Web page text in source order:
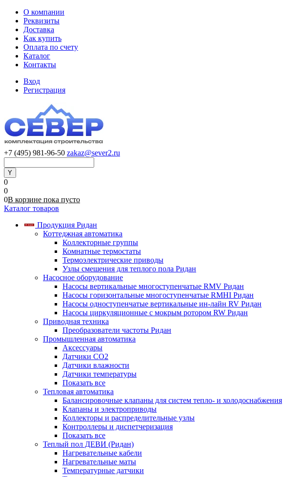
О компании
Реквизиты
Доставка
Как купить
Оплата по счету
Каталог
Контакты
Вход
Регистрация
+7 (495) 981-96-50 zakaz@sever2.ru
0
0
0В корзине пока пусто
Каталог товаров
Продукция Ридан
Коттеджная автоматика
Коллекторные группы
Комнатные термостаты
Термоэлектрические приводы
Узлы смешения для теплого пола Ридан
Насосное оборудование
Насосы вертикальные многоступенчатые RMV Ридан
Насосы горизонтальные многоступенчатые RMHI Ридан
Насосы одноступенчатые вертикальные ин-лайн RV Ридан
Насосы циркуляционные с мокрым ротором RW Ридан
Приводная техника
Преобразователи частоты Ридан
Промышленная автоматика
Аксессуары
Датчики CO2
Датчики влажности
Датчики температуры
Показать все
Тепловая автоматика
Балансировочные клапаны для систем тепло- и холодоснабжения
Клапаны и электроприводы
Коллекторы и распределительные узлы
Контроллеры и диспетчеризация
Показать все
Теплый пол ДЕВИ (Ридан)
Нагревательные кабели
Нагревательные маты
Температурные датчики